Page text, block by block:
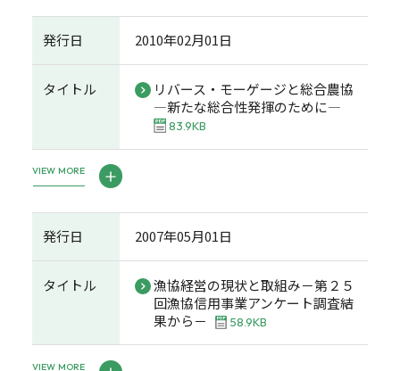
発行日 2010年02月01日
タイトル
リバース・モーゲージと総合農協
―新たな総合性発揮のために―
83.9KB
VIEW MORE
発行日 2007年05月01日
タイトル
漁協経営の現状と取組み－第２５
回漁協信用事業アンケート調査結
果から－
58.9KB
VIEW MORE